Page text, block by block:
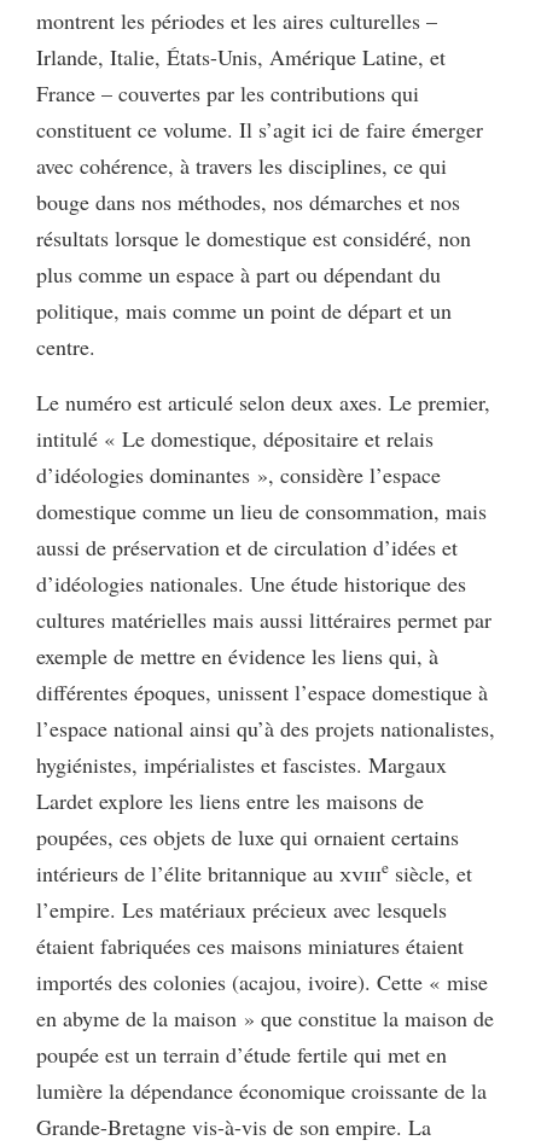
montrent les périodes et les aires culturelles –
Irlande, Italie, États-Unis, Amérique Latine, et
France – couvertes par les contributions qui
constituent ce volume. Il s’agit ici de faire émerger
avec cohérence, à travers les disciplines, ce qui
bouge dans nos méthodes, nos démarches et nos
résultats lorsque le domestique est considéré, non
plus comme un espace à part ou dépendant du
politique, mais comme un point de départ et un
centre.
Le numéro est articulé selon deux axes. Le premier,
intitulé « Le domestique, dépositaire et relais
d’idéologies dominantes », considère l’espace
domestique comme un lieu de consommation, mais
aussi de préservation et de circulation d’idées et
d’idéologies nationales. Une étude historique des
cultures matérielles mais aussi littéraires permet par
exemple de mettre en évidence les liens qui, à
différentes époques, unissent l’espace domestique à
l’espace national ainsi qu’à des projets nationalistes,
hygiénistes, impérialistes et fascistes. Margaux
Lardet explore les liens entre les maisons de
poupées, ces objets de luxe qui ornaient certains
intérieurs de l’élite britannique au xviiie siècle, et
l’empire. Les matériaux précieux avec lesquels
étaient fabriquées ces maisons miniatures étaient
importés des colonies (acajou, ivoire). Cette « mise
en abyme de la maison » que constitue la maison de
poupée est un terrain d’étude fertile qui met en
lumière la dépendance économique croissante de la
Grande-Bretagne vis-à-vis de son empire. La